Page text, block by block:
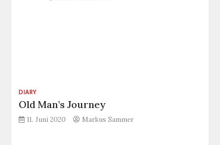
DIARY
Old Man’s Journey
11. Juni 2020 Markus Sammer